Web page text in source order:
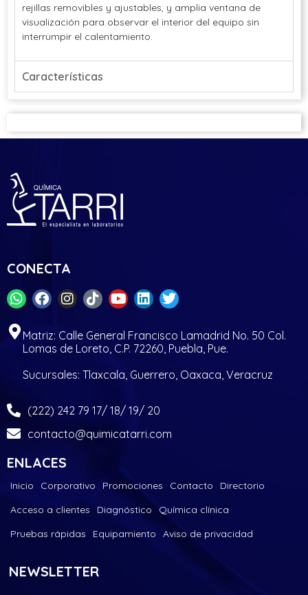
rejillas removibles y ajustables, y amplia ventana de
visualización para observar el interior del equipo sin
interrumpir el calentamiento.
Características
CONECTA
Matriz: Calle General Francisco Lamadrid No. 50 Col.
Lomas de Loreto, C.P. 72260, Puebla, Pue.
Sucursales: Tlaxcala, Guerrero, Oaxaca, Veracruz
(222) 242 79 17/ 18/ 19/ 20
contacto@quimicatarri.com
ENLACES
Inicio Corporativo Promociones Contacto
Directorio
Acceso a clientes
Diagnóstico
Química clínica
Pruebas rápidas
Equipamiento Aviso de privacidad
NEWSLETTER